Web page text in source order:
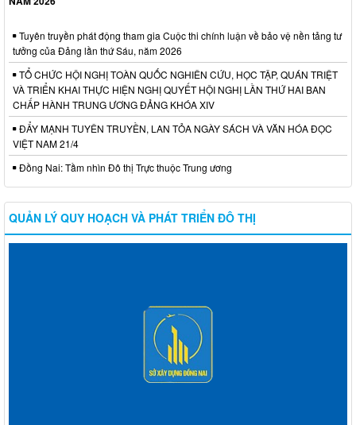
Tuyên truyền phát động tham gia Cuộc thi chính luận về bảo vệ nền tảng tư
tưởng của Đảng lần thứ Sáu, năm 2026
TỔ CHỨC HỘI NGHỊ TOÀN QUỐC NGHIÊN CỨU, HỌC TẬP, QUÁN TRIỆT
VÀ TRIỂN KHAI THỰC HIỆN NGHỊ QUYẾT HỘI NGHỊ LẦN THỨ HAI BAN
CHẤP HÀNH TRUNG ƯƠNG ĐẢNG KHÓA XIV
ĐẨY MẠNH TUYÊN TRUYỀN, LAN TỎA NGÀY SÁCH VÀ VĂN HÓA ĐỌC
VIỆT NAM 21/4
Đồng Nai: Tầm nhìn Đô thị Trực thuộc Trung ương
QUẢN LÝ QUY HOẠCH VÀ PHÁT TRIỂN ĐÔ THỊ